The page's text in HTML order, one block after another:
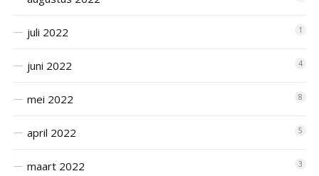
juli 2022 1
juni 2022 4
mei 2022 8
april 2022 5
maart 2022 3